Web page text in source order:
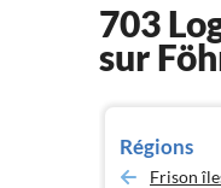
703
sur
Régions
Frison